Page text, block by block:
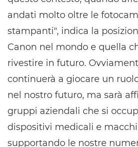
andati molto oltre le
stampanti", indica la
Canon nel mondo e quella
rivestire in futuro.
continuerà a giocare un
nel nostro futuro, ma sarà
gruppi aziendali che si
dispositivi medicali e
supportando le nostre